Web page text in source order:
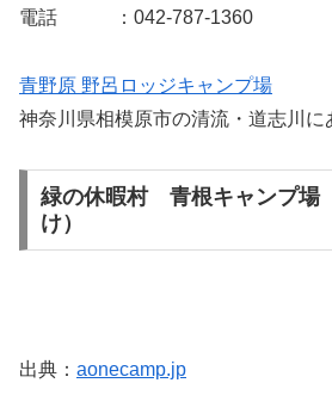
電話 ：042-787-1360
青野原 野呂ロッジキャンプ場
神奈川県相模原市の清流・道志川に
緑の休暇村 青根キャンプ場
け）
出典： aonecamp.jp